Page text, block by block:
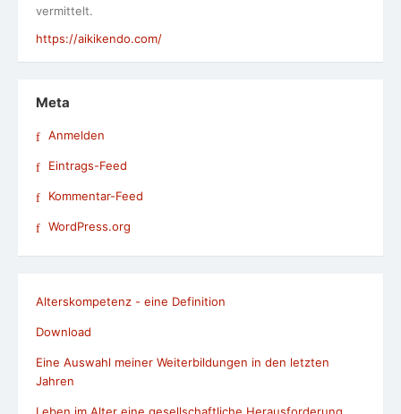
vermittelt.
https://aikikendo.com/
Meta
Anmelden
Eintrags-Feed
Kommentar-Feed
WordPress.org
Alterskompetenz - eine Definition
Download
Eine Auswahl meiner Weiterbildungen in den letzten
Jahren